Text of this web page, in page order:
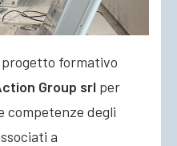
progetto formativo
Group srl per
competenze degli
a